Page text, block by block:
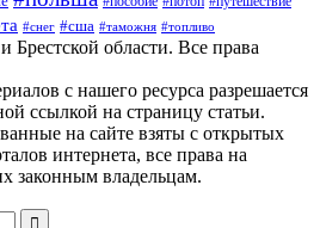
#снег #сша #таможня #топливо
Брестской области. Все права
с нашего ресурса разрешается
ссылкой на страницу статьи.
на сайте взяты с открытых
интернета, все права на
законным владельцам.